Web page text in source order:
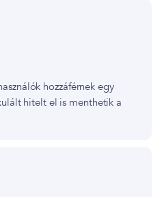
hozzáférnek egy
hitelt el is menthetik a